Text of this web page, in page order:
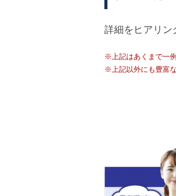
詳細をヒアリン
※上記はあくまで一
※上記以外にも豊富